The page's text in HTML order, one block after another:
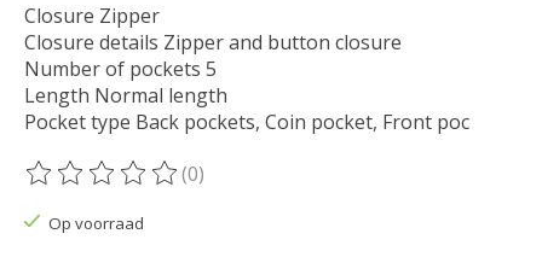
Closure Zipper
Closure details Zipper and button closure
Number of pockets 5
Length Normal length
Pocket type Back pockets, Coin pocket, Front poc
De beoordeling van dit product is
(0)
Op voorraad